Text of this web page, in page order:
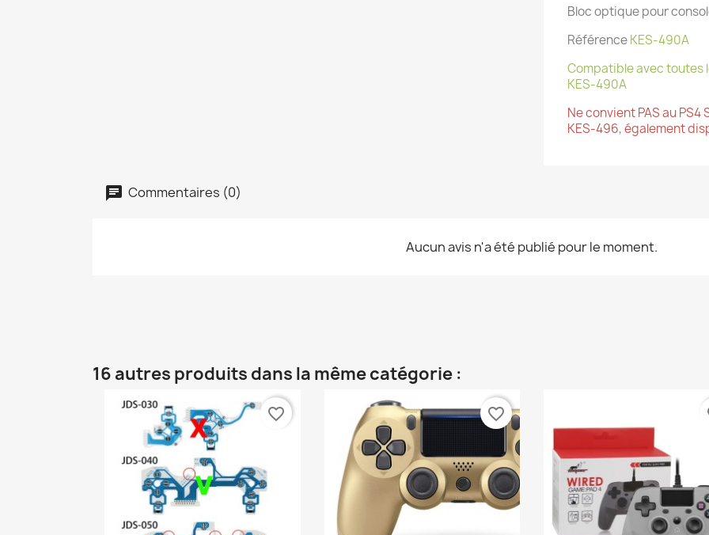
Bloc optique pour
RéférenceKES-490A
Compatible avec toutes
KES-490A
Ne convient PAS au
KES-496, également
Commentaires (0)
Aucun avis n'a été publié pour le moment.
16 autres produits dans la même catégorie :
favorite_border favorite_border